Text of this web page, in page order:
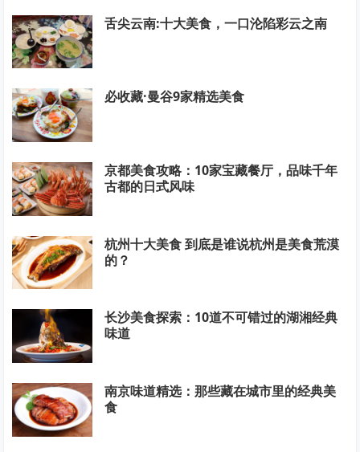
舌尖云南:十大美食，一口沦陷彩云之南
必收藏·曼谷9家精选美食
京都美食攻略：10家宝藏餐厅，品味千年
古都的日式风味
杭州十大美食 到底是谁说杭州是美食荒漠
的？
长沙美食探索：10道不可错过的湖湘经典
味道
南京味道精选：那些藏在城市里的经典美
食